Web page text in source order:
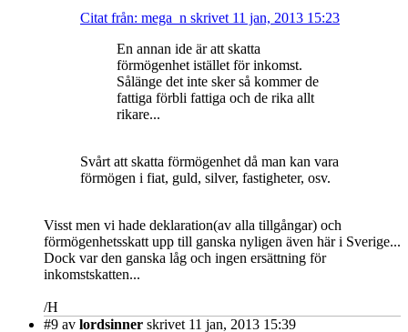
Citat från: mega_n skrivet 11 jan, 2013 15:23
En annan ide är att skatta
förmögenhet istället för inkomst.
Sålänge det inte sker så kommer de
fattiga förbli fattiga och de rika allt
rikare...
Svårt att skatta förmögenhet då man kan vara
förmögen i fiat, guld, silver, fastigheter, osv.
Visst men vi hade deklaration(av alla tillgångar) och
förmögenhetsskatt upp till ganska nyligen även här i Sverige...
Dock var den ganska låg och ingen ersättning för
inkomstskatten...
/H
#9 av lordsinner skrivet 11 jan, 2013 15:39